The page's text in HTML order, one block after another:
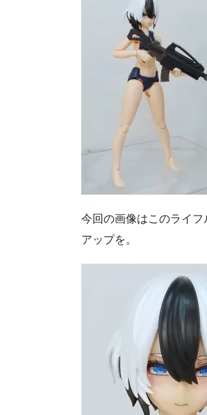
今回の画像はこのライ
アップを。